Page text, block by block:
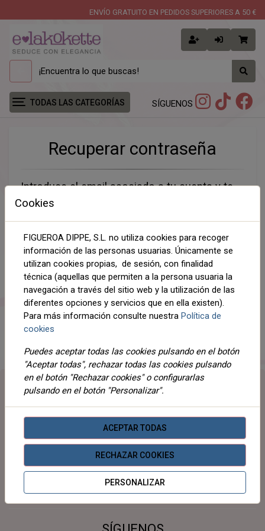
ENVÍO GRATUITO EN PEDIDOS SUPERIORES A 50 €
TODAS LAS CATEGORÍAS SÍGUENOS
Recuperar contraseña
Introduce el email asociado a tu cuenta y te
enviaremos un enlace para que puedas
restaurar tu contraseña.
Email *
¿Te has acordado de tu contraseña?Inicia sesión.
ENVIAR
Destacado
Información
Sobre Nosotros
Cookies
FIGUEROA DIPPE, S.L. no utiliza cookies para recoger
información de las personas usuarias. Únicamente se
utilizan cookies propias, de sesión, con finalidad
técnica (aquellas que permiten a la persona usuaria la
navegación a través del sitio web y la utilización de las
diferentes opciones y servicios que en ella existen).
Para más información consulte nuestra Política de
cookies
Puedes aceptar todas las cookies pulsando en el botón
"Aceptar todas", rechazar todas las cookies pulsando
en el botón "Rechazar cookies" o configurarlas
pulsando en el botón "Personalizar".
ACEPTAR TODAS
RECHAZAR COOKIES
PERSONALIZAR